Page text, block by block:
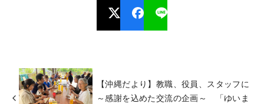
【沖縄だより】教職、役員、スタッフに
～感謝を込めた交流の企画～ 「ゆいま